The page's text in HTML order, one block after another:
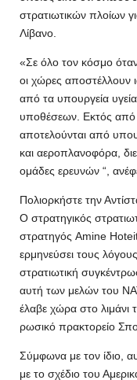
στρατιωτικών πλοίων
Λίβανο.
«Σε όλο τον κόσμο
οι χώρες αποστέλλουν
από τα υπουργεία
υποθέσεων. Εκτός από
αποτελούνται από
και αεροπλανοφόρα,
ομάδες ερευνών “,
Πολιορκήστε την
Ο στρατηγικός
στρατηγός Amine
ερμηνεύσει τους
στρατιωτική
αυτή των μελών του
έλαβε χώρα στο λιμάνι
ρωσικό πρακτορείο
Σύμφωνα με τον ίδιο,
με το σχέδιο του